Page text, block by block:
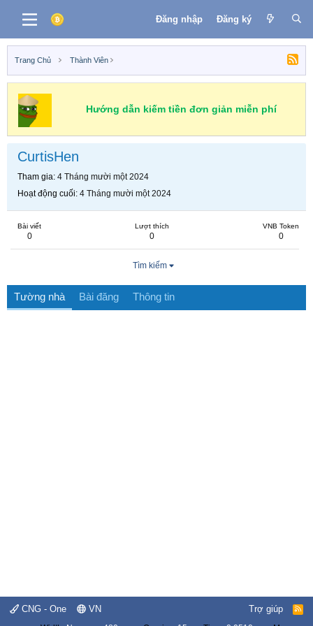
Đăng nhập Đăng ký
Trang Chủ Thành Viên
Hướng dẫn kiếm tiền đơn giản miễn phí
CurtisHen
Tham gia 4 Tháng mười một 2024
Hoạt động cuối 4 Tháng mười một 2024
Bài viết
0
Lượt thích
0
VNB Token
0
Tìm kiếm
Tường nhà Bài đăng Thông tin
CNG - One VN Trợ giúp
R